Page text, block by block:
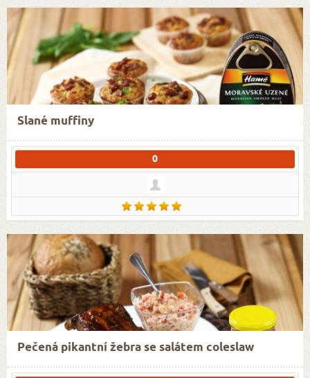
Slané muffiny
0
Pečená pikantní žebra se salátem coleslaw